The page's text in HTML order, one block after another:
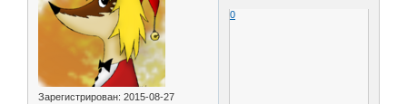
Зарегистрирован: 2015-08-27
0